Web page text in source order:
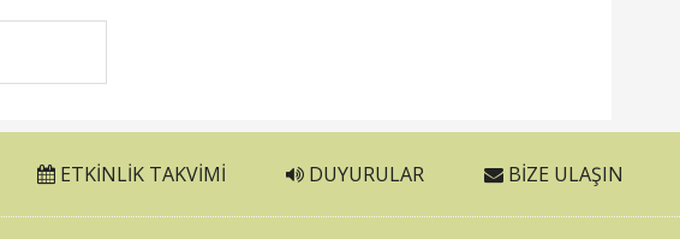
BIZE ULAŞIN
DUYURULAR
ETKINLIK TAKVIMI